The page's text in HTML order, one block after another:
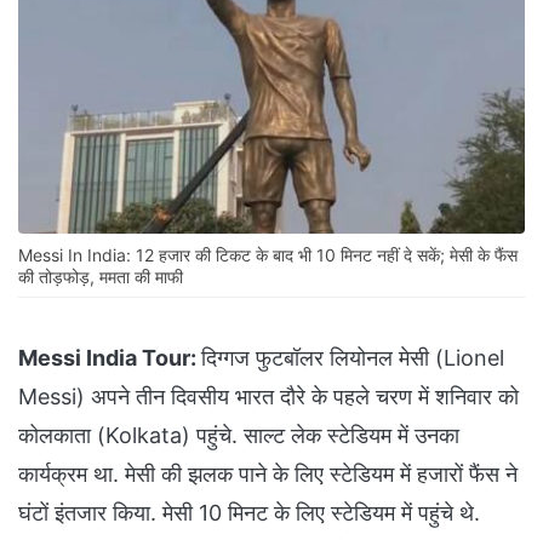
Messi In India: 12 हजार की टिकट के बाद भी 10 मिनट नहीं दे सकें; मेसी के फैंस
की तोड़फोड़, ममता की माफी
Messi India Tour:दिग्गज फुटबॉलर लियोनल मेसी (Lionel
Messi) अपने तीन दिवसीय भारत दौरे के पहले चरण में शनिवार को
कोलकाता (Kolkata) पहुंचे. साल्ट लेक स्टेडियम में उनका
कार्यक्रम था. मेसी की झलक पाने के लिए स्टेडियम में हजारों फैंस ने
घंटों इंतजार किया. मेसी 10 मिनट के लिए स्टेडियम में पहुंचे थे.